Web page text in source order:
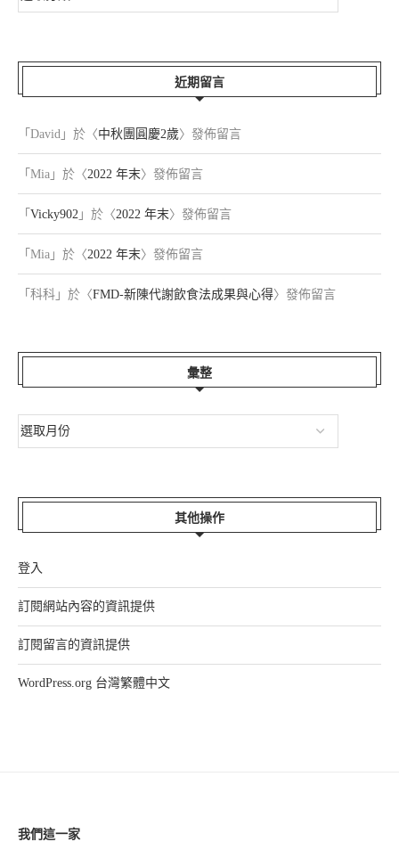
近期留言
「 David 」於〈中秋團圓慶2歲〉發佈留言
「 Mia 」於〈2022 年末〉發佈留言
「 Vicky902 」於〈2022 年末〉發佈留言
「 Mia 」於〈2022 年末〉發佈留言
「 科科 」於〈FMD-新陳代謝飲食法成果與心得〉發佈留言
彙整
其他操作
登入
訂閱網站內容的資訊提供
訂閱留言的資訊提供
WordPress.org 台灣繁體中文
我們這一家